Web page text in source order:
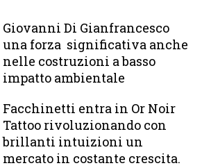
Giovanni Di Gianfrancesco
una forza significativa anche
nelle costruzioni a basso
impatto ambientale
Facchinetti entra in Or Noir
Tattoo rivoluzionando con
brillanti intuizioni un
mercato in costante crescita.